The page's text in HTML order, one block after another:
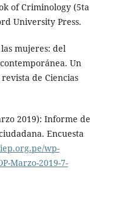
of Criminology (5ta
University Press.
mujeres: del
Un
de Ciencias
2019): Informe de
Encuesta
wp-
Marzo-2019-7-